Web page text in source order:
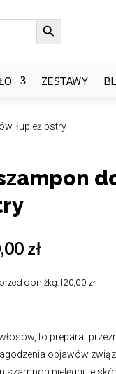
Search Button
ZESTAWY
łupież pstry
złAktualna
wynosi:
obniżką:120,00 zł
to preparat
objawów
szampon pielęgnuje